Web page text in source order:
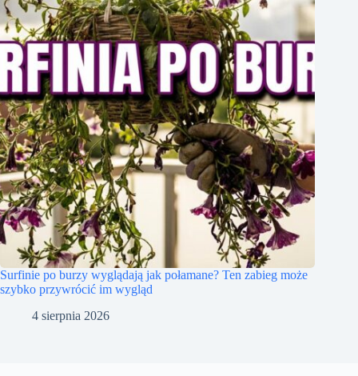
Surfinie po burzy wyglądają jak połamane? Ten zabieg może
szybko przywrócić im wygląd
4 sierpnia 2026